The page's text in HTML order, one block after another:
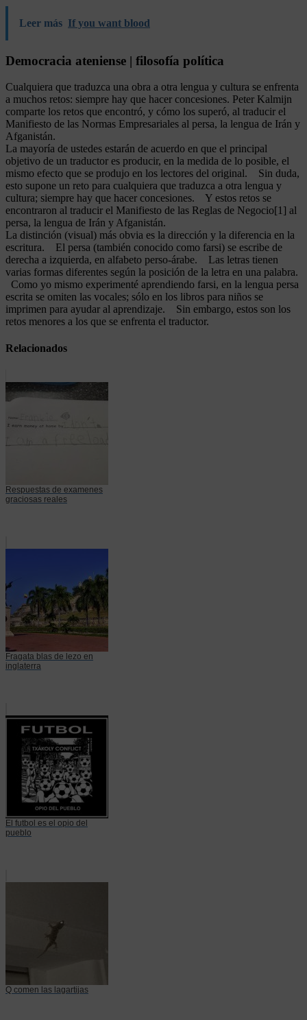
Leer más If you want blood
Democracia ateniense | filosofía política
Cualquiera que traduzca una obra a otra lengua y cultura se enfrenta
a muchos retos: siempre hay que hacer concesiones. Peter Kalmijn
comparte los retos que encontró, y cómo los superó, al traducir el
Manifiesto de las Normas Empresariales al persa, la lengua de Irán y
Afganistán.
La mayoría de ustedes estarán de acuerdo en que el principal
objetivo de un traductor es producir, en la medida de lo posible, el
mismo efecto que se produjo en los lectores del original. Sin duda,
esto supone un reto para cualquiera que traduzca a otra lengua y
cultura; siempre hay que hacer concesiones. Y estos retos se
encontraron al traducir el Manifiesto de las Reglas de Negocio[1] al
persa, la lengua de Irán y Afganistán.
La distinción (visual) más obvia es la dirección y la diferencia en la
escritura. El persa (también conocido como farsi) se escribe de
derecha a izquierda, en alfabeto perso-árabe. Las letras tienen
varias formas diferentes según la posición de la letra en una palabra.
Como yo mismo experimenté aprendiendo farsi, en la lengua persa
escrita se omiten las vocales; sólo en los libros para niños se
imprimen para ayudar al aprendizaje. Sin embargo, estos son los
retos menores a los que se enfrenta el traductor.
Relacionados
Respuestas de examenes
graciosas reales
Fragata blas de lezo en
inglaterra
El futbol es el opio del
pueblo
Q comen las lagartijas